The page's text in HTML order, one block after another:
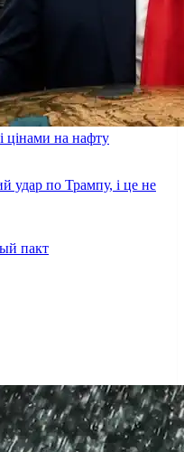
цінами на нафту
по Трампу, і це не
пакт